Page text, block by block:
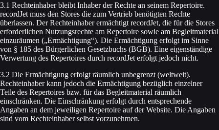
3.1 Rechteinhaber bleibt Inhaber der Rechte an seinem Repertoire.
recordJet muss den Stores die zum Vertrieb benötigten Rechte
überlassen. Der Rechteinhaber ermächtigt recordJet, die für die Stores
erforderlichen Nutzungsrechte am Repertoire sowie am Begleitmaterial
einzuräumen („Ermächtigung“). Die Ermächtigung erfolgt im Sinne
von § 185 des Bürgerlichen Gesetzbuchs (BGB). Eine eigenständige
Verwertung des Repertoires durch recordJet erfolgt jedoch nicht.
3.2 Die Ermächtigung erfolgt räumlich unbegrenzt (weltweit).
Rechteinhaber kann jedoch die Ermächtigung bezüglich einzelner
Teile des Repertoires bzw. für das Begleitmaterial räumlich
einschränken. Die Einschränkung erfolgt durch entsprechende
Angaben an dem jeweiligen Repertoire auf der Website. Die Angaben
sind vom Rechteinhaber selbst vorzunehmen.